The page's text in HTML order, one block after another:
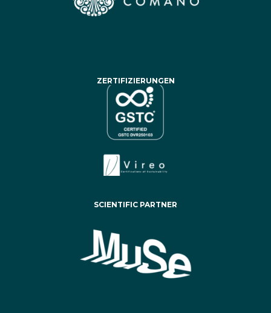
ZERTIFIZIERUNGEN
SCIENTIFIC PARTNER